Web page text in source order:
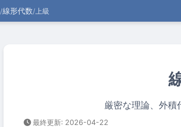
/線形代数/ 上級
厳密な理論、外積
最終更新: 2026-04-22